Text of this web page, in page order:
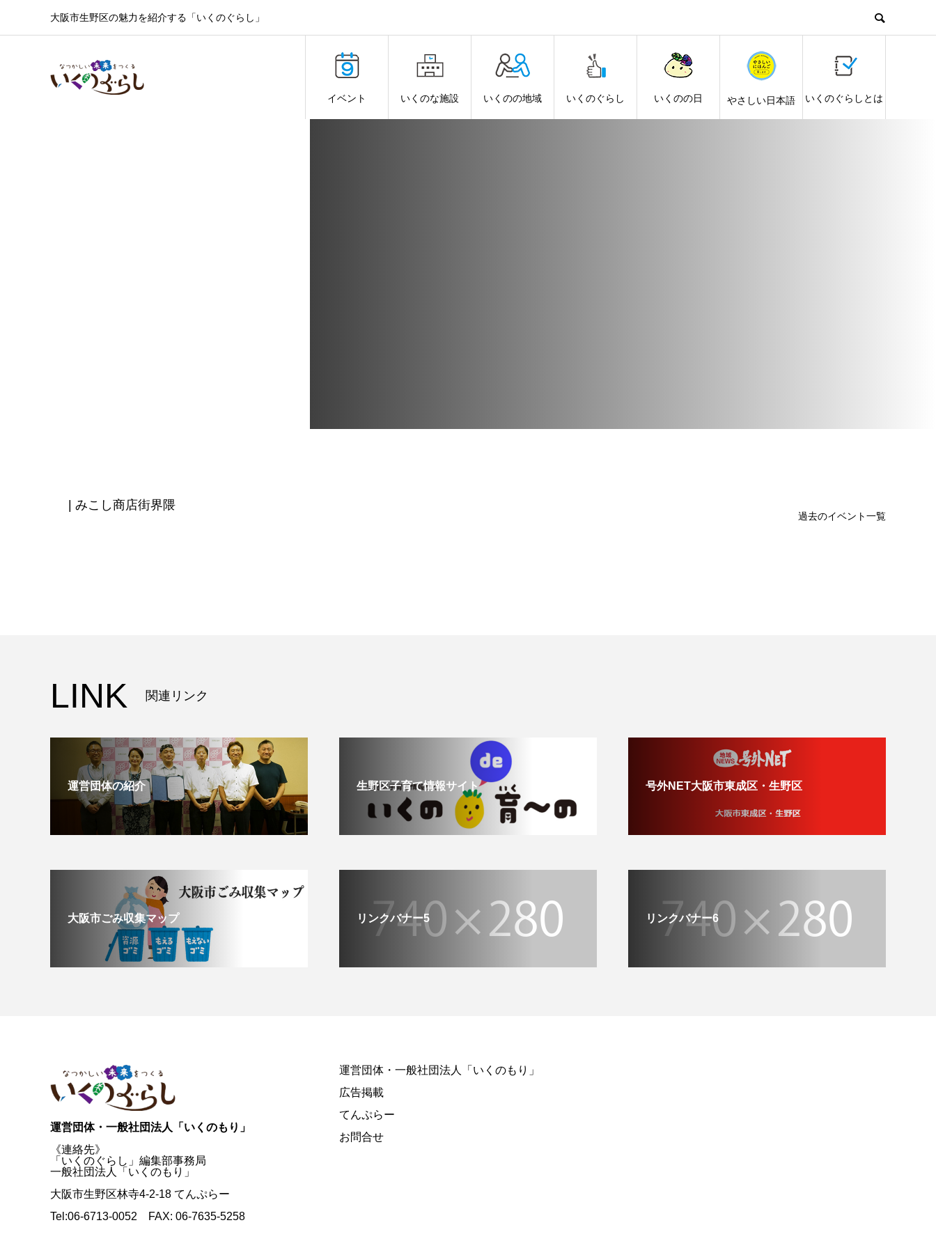
大阪市生野区の魅力を紹介する「いくのぐらし」
イベント いくのな施設 いくのの地域 いくのぐらし いくのの日 やさしい日本語 いくのぐらしとは
| みこし商店街界隈
過去のイベント一覧
LINK 関連リンク
運営団体の紹介 生野区子育て情報サイト 号外NET大阪市東成区・生野区
大阪市ごみ収集マップ リンクバナー5 リンクバナー6
運営団体・一般社団法人「いくのもり」
《連絡先》
「いくのぐらし」編集部事務局
一般社団法人「いくのもり」
大阪市生野区林寺4-2-18 てんぷらー
Tel:06-6713-0052 FAX: 06-7635-5258
運営団体・一般社団法人「いくのもり」
広告掲載
てんぷらー
お問合せ